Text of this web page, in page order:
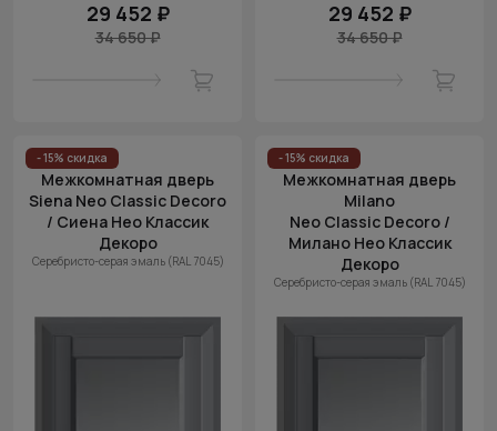
29 452 ₽
34 650 ₽
29 452 ₽
34 650 ₽
- 15% скидка
Межкомнатная дверь
Siena Neo Classic Decoro
/ Сиена Нео Классик
Декоро
Серебристо-серая эмаль (RAL 7045)
- 15% скидка
Межкомнатная дверь
Milano
Neo Classic Decoro /
Милано Нео Классик
Декоро
Серебристо-серая эмаль (RAL 7045)